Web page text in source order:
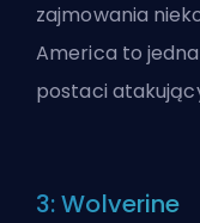
zajmowania
America to
postaci
3: Wolverine